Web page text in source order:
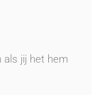
als jij het hem